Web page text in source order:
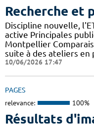
Recherche et
Discipline nouvelle,
active Principales
Montpellier
suite à des ateliers
10/06/2026 17:47
PAGES
relevance: 100%
Résultats